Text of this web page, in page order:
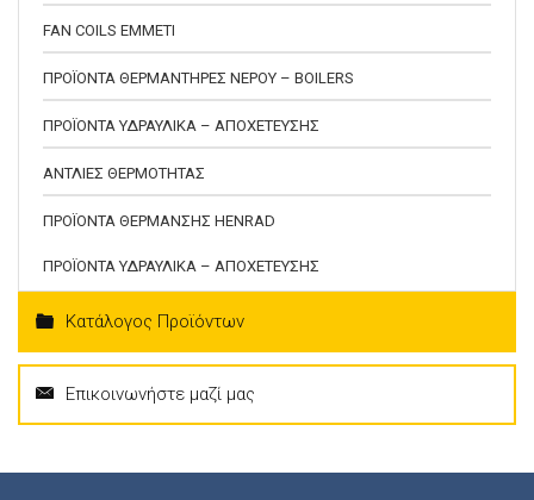
FAN COILS EMMETI
ΠΡΟΪΟΝΤΑ ΘΕΡΜΑΝΤΗΡΕΣ ΝΕΡΟΥ – BOILERS
ΠΡΟΪΟΝΤΑ ΥΔΡΑΥΛΙΚΑ – ΑΠΟΧΕΤΕΥΣΗΣ
ΑΝΤΛΙΕΣ ΘΕΡΜΟΤΗΤΑΣ
ΠΡΟΪΟΝΤΑ ΘΕΡΜΑΝΣΗΣ HENRAD
ΠΡΟΪΟΝΤΑ ΥΔΡΑΥΛΙΚΑ – ΑΠΟΧΕΤΕΥΣΗΣ
Κατάλογος Προϊόντων
Επικοινωνήστε μαζί μας